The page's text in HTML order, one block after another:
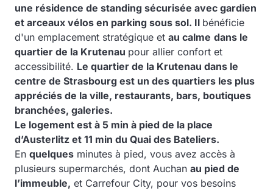
une résidence de standing sécurisée avec gardien
et arceaux vélos en parking sous sol. Il bénéficie
d'un emplacement stratégique et au calme dans le
quartier de la Krutenau pour allier confort et
accessibilité. Le quartier de la Krutenau dans le
centre de Strasbourg est un des quartiers les plus
appréciés de la ville, restaurants, bars, boutiques
branchées, galeries.
Le logement est à 5 min à pied de la place
d’Austerlitz et 11 min du Quai des Bateliers.
En quelques minutes à pied, vous avez accès à
plusieurs supermarchés, dont Auchan au pied de
l’immeuble, et Carrefour City, pour vos besoins